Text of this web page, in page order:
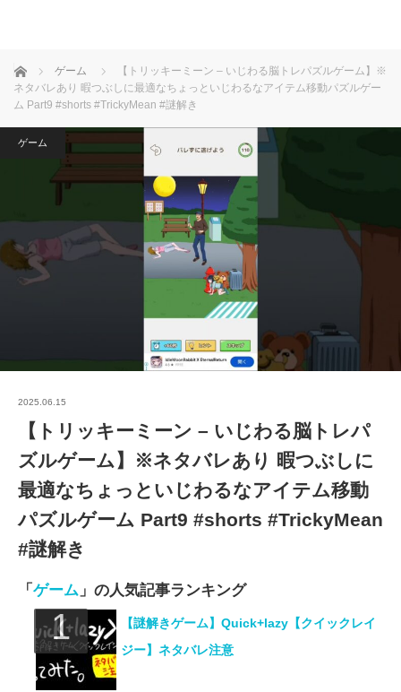
ホーム ゲーム
【トリッキーミーン – いじわる脳トレパズルゲーム】※
ネタバレあり 暇つぶしに最適なちょっといじわるなアイテム移動パズルゲー
ム Part9 #shorts #TrickyMean #謎解き
ゲーム
2025.06.15
【トリッキーミーン – いじわる脳トレパ
ズルゲーム】※ネタバレあり 暇つぶしに
最適なちょっといじわるなアイテム移動
パズルゲーム Part9 #shorts #TrickyMean
#謎解き
「 ゲーム 」の人気記事ランキング
【謎解きゲーム】Quick+lazy【クイックレイ
ジー】ネタバレ注意